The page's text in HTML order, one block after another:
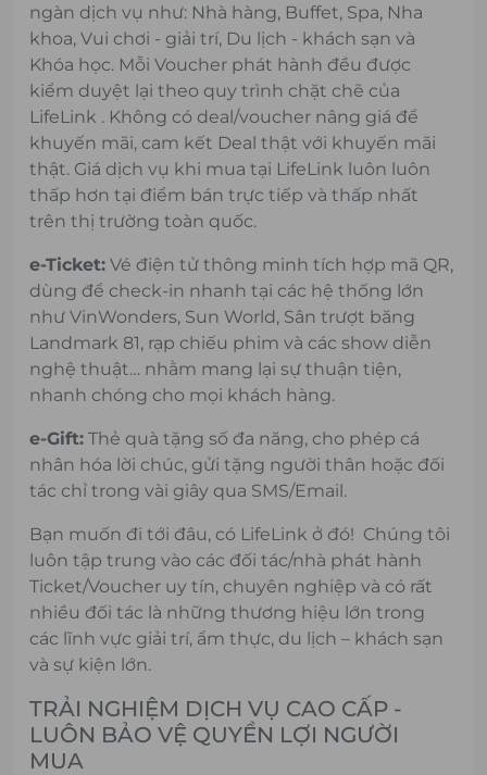
ngàn dịch vụ như: Nhà hàng, Buffet, Spa, Nha
khoa, Vui chơi - giải trí, Du lịch - khách sạn và
Khóa học. Mỗi Voucher phát hành đều được
kiểm duyệt lại theo quy trình chặt chẽ của
LifeLink . Không có deal/voucher nâng giá để
khuyến mãi, cam kết Deal thật với khuyến mãi
thật. Giá dịch vụ khi mua tại LifeLink luôn luôn
thấp hơn tại điểm bán trực tiếp và thấp nhất
trên thị trường toàn quốc.
e-Ticket: Vé điện tử thông minh tích hợp mã QR,
dùng để check-in nhanh tại các hệ thống lớn
như VinWonders, Sun World, Sân trượt băng
Landmark 81, rạp chiếu phim và các show diễn
nghệ thuật… nhằm mang lại sự thuận tiện,
nhanh chóng cho mọi khách hàng.
e-Gift: Thẻ quà tặng số đa năng, cho phép cá
nhân hóa lời chúc, gửi tặng người thân hoặc đối
tác chỉ trong vài giây qua SMS/Email.
Bạn muốn đi tới đâu, có LifeLink ở đó! Chúng tôi
luôn tập trung vào các đối tác/nhà phát hành
Ticket/Voucher uy tín, chuyên nghiệp và có rất
nhiều đối tác là những thương hiệu lớn trong
các lĩnh vực giải trí, ẩm thực, du lịch – khách sạn
và sự kiện lớn.
TRẢI NGHIỆM DỊCH VỤ CAO CẤP -
LUÔN BẢO VỆ QUYỀN LỢI NGƯỜI
MUA